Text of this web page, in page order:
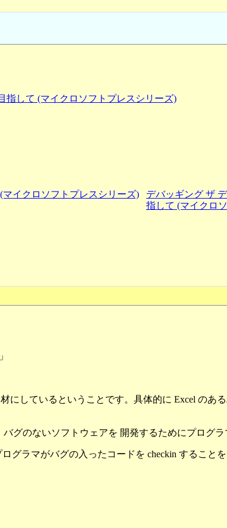
して (マイクロソフトプレスシリーズ)
デバッギング ザ
指して (マイクロ
しているということです。具体的に Excel のあ
グのないソフトウェアを 開発するためにプログ
グラマがバグの入ったコードを checkin すること